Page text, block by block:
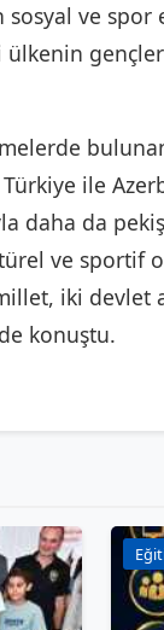
sosyal ve
ülkenin
ile
daha da
ve sportif
iki devlet
konuştu.